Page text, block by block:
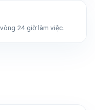
24 giờ làm việc.